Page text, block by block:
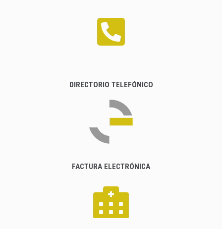
DIRECTORIO TELEFÓNICO
FACTURA ELECTRÓNICA